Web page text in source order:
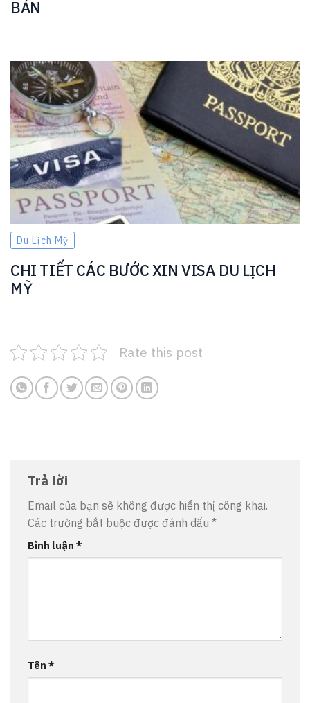
BẢN
Du Lịch Mỹ
CHI TIẾT CÁC BƯỚC XIN VISA DU LỊCH
MỸ
Rate this post
Trả lời
Email của bạn sẽ không được hiển thị công khai.
Các trường bắt buộc được đánh dấu *
Bình luận *
Tên *